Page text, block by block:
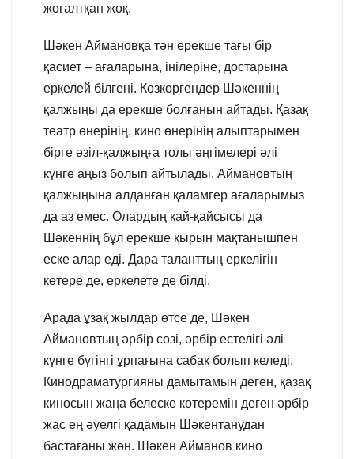
жоғалтқан жоқ.
Шәкен Аймановқа тән ерекше тағы бір
қасиет – ағаларына, інілеріне, достарына
еркелей білгені. Көзкөргендер Шәкеннің
қалжыңы да ерекше болғанын айтады. Қазақ
театр өнерінің, кино өнерінің алыптарымен
бірге әзіл-қалжыңға толы әңгімелері әлі
күнге аңыз болып айтылады. Аймановтың
қалжыңына алданған қаламгер ағаларымыз
да аз емес. Олардың қай-қайсысы да
Шәкеннің бұл ерекше қырын мақтанышпен
еске алар еді. Дара таланттың еркелігін
көтере де, еркелете де білді.
Арада ұзақ жылдар өтсе де, Шәкен
Аймановтың әрбір сөзі, әрбір естелігі әлі
күнге бүгінгі ұрпағына сабақ болып келеді.
Кинодраматургияны дамытамын деген, қазақ
киносын жаңа белеске көтеремін деген әрбір
жас ең әуелгі қадамын Шәкентанудан
бастағаны жөн. Шәкен Айманов кино